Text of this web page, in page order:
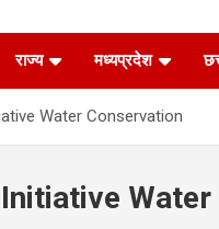
Star
राज्य मध्यप्रदेश
Water Conservation